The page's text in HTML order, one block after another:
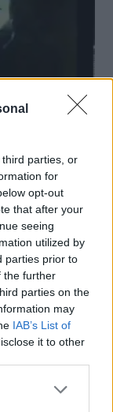
parties, or
for
opt-out
that after your
seeing
utilized by
parties prior to
the further
parties on the
may
IAB’s List of
it to other